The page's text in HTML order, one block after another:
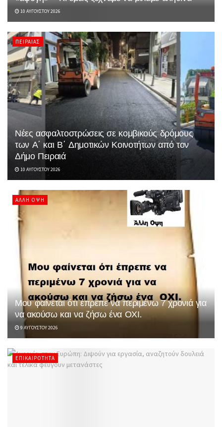
10 ΑΥΓΟΎΣΤΟΥ 2026
ΠΕΙΡΑΙΆΣ
Νέες ασφαλτοστρώσεις σε κομβικούς δρόμους
των Α΄ και Β΄ Δημοτικών Κοινοτήτων από τον
Δήμο Πειραιά
10 ΑΥΓΟΎΣΤΟΥ 2026
ΆΛΛΗ ΌΨΗ
Μου φαίνεται ότι έπρεπε να περιμένω 7 χρονιά για
να ακούσω και να ζήσω ένα ΟΧΙ.
9 ΑΥΓΟΎΣΤΟΥ 2026
ΕΠΙΚΑΙΡΌΤΗΤΑ